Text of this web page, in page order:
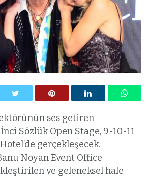
ses getiren
Sözlük Open Stage, 9-10-11
gerçekleşecek.
Noyan Event Office
ve geleneksel hale